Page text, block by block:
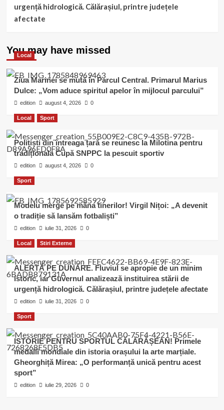
urgență hidrologică. Călărașiul, printre județele
afectate
You may have missed
Local
Ziua Marinei se mută în Parcul Central. Primarul Marius
Dulce: „Vom aduce spiritul apelor în mijlocul parcului”
edition august 4, 2026 0
Local Sport
Polițiști din întreaga țară se reunesc la Milotina pentru
tradiționala Cupă SNPPC la pescuit sportiv
edition august 4, 2026 0
Sport
Modelu merge pe mâna tinerilor! Virgil Nițoi: „A devenit
o tradiție să lansăm fotbaliști”
edition iulie 31, 2026 0
Local Stiri Externe
ALERTĂ PE DUNĂRE. Fluviul se apropie de un minim
istoric, iar Guvernul analizează instituirea stării de
urgență hidrologică. Călărașiul, printre județele afectate
edition iulie 31, 2026 0
Sport
ISTORIE PENTRU SPORTUL CĂLĂRĂȘEAN! Primele
medalii mondiale din istoria orașului la arte marțiale.
Gheorghiță Mirea: „O performanță unică pentru acest
sport”
edition iulie 29, 2026 0